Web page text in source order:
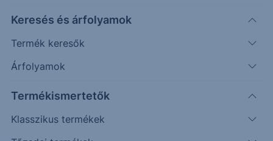
Keresés és árfolyamok
Termék keresők
Árfolyamok
Termékismertetők
Klasszikus termékek
piacra, amely elérte az elsődleges célárat.
Timeframe
Napos